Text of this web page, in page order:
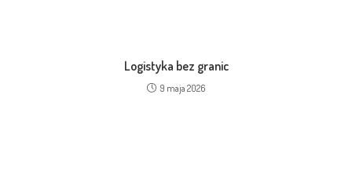
Logistyka bez granic
9 maja 2026